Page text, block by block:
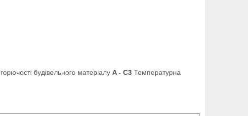
будівельного матеріалу A - C3 Температурна